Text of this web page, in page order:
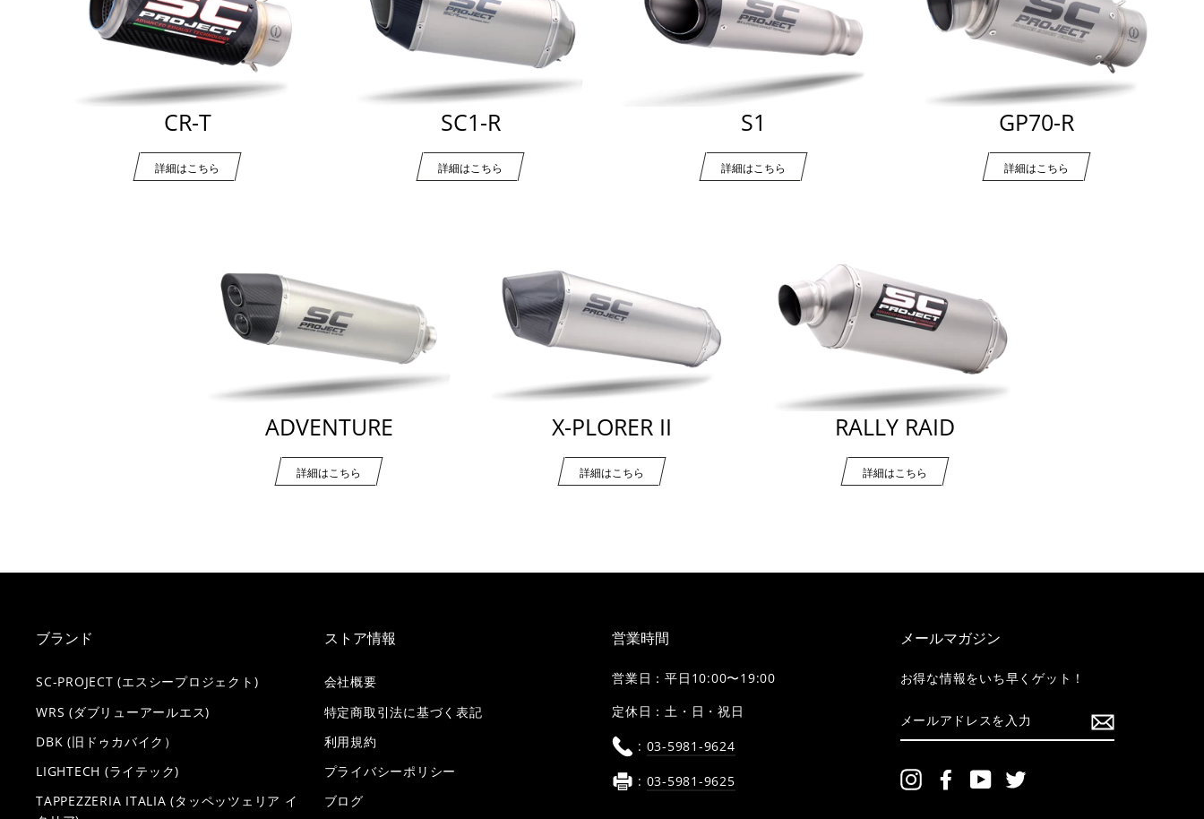
CR-T
詳細はこちら
SC1-R
詳細はこちら
S1
詳細はこちら
GP70-R
詳細はこちら
ADVENTURE
詳細はこちら
X-PLORER II
詳細はこちら
RALLY RAID
詳細はこちら
ブランド
SC-PROJECT (エスシープロジェクト)
WRS (ダブリューアールエス)
DBK (旧ドゥカバイク）
LIGHTECH (ライテック)
TAPPEZZERIA ITALIA (タッペッツェリア イ
ストア情報
会社概要
特定商取引法に基づく表記
利用規約
プライバシーポリシー
ブログ
営業時間
営業日：平日10:00〜19:00
定休日：土・日・祝日
: 03-5981-9624
: 03-5981-9625
メールマガジン
お得な情報をいち早くゲット！
ー
ル
レ
InstagramFacebookYouTubeTwitter